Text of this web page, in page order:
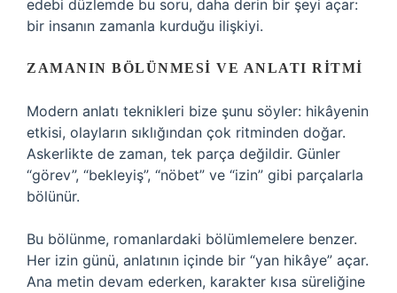
edebi düzlemde bu soru, daha derin bir şeyi açar:
bir insanın zamanla kurduğu ilişkiyi.
ZAMANIN BÖLÜNMESI VE ANLATI RITMI
Modern anlatı teknikleri bize şunu söyler: hikâyenin
etkisi, olayların sıklığından çok ritminden doğar.
Askerlikte de zaman, tek parça değildir. Günler
“görev”, “bekleyiş”, “nöbet” ve “izin” gibi parçalarla
bölünür.
Bu bölünme, romanlardaki bölümlemelere benzer.
Her izin günü, anlatının içinde bir “yan hikâye” açar.
Ana metin devam ederken, karakter kısa süreliğine